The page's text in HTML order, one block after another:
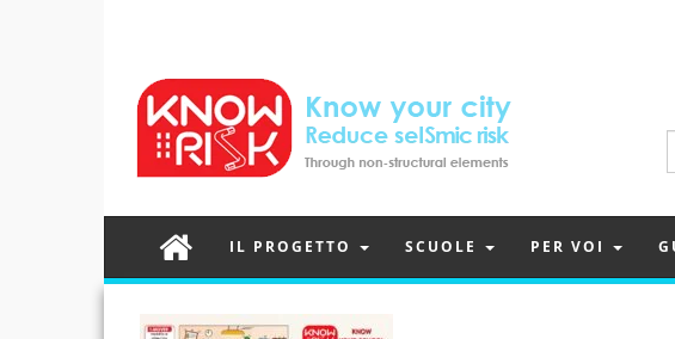
IL PROGETTO SCUOLE PER VOI